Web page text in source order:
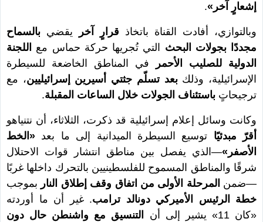
إشعارٍ آخر».
وبالتوازي، أفادت القناة باتخاذ قرارٍ آخر يقضي بالسماح
مجددًا بجولات البحث التي تُجريها حركة حماس مع
اللجنة
الدولية للصليب الأحمر
في المناطق الخاضعة للسيطرة
الإسرائيلية، وذلكبعد تسلّم جثتي أسيرين إسرائيليين، مع
ترجيحاتٍ باستئناف الجولات خلال الساعات المقبلة.
وكانت وسائل إعلام إسرائيلية قد ذكرت، الثلاثاء، أن نتنياهو
أقرّ مبدئيًا توسيع السيطرة الميدانية إلى ما بعد «الخط
الأصفر»—الذي يفصل بين مناطق انتشار قوات الاحتلال
شرقًا والمناطق المسموح للفلسطينيين بالتحرك داخلها غربًا
—ضمن المرحلة الأولى من اتفاق وقف إطلاق النار بموجب
خطة الرئيس الأميركي دونالد ترامب. غير أن ما أوردته
«كان 11» يشير إلى أن
التنسيق مع واشنطن حال دون